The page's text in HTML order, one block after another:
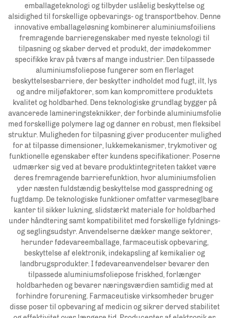
emballageteknologi og tilbyder uslåelig beskyttelse og
alsidighed til forskellige opbevarings- og transportbehov. Denne
innovative emballageløsning kombinerer aluminiumsfoiliens
fremragende barrieregenskaber med nyeste teknologi til
tilpasning og skaber derved et produkt, der imødekommer
specifikke krav på tværs af mange industrier. Den tilpassede
aluminiumsfoliepose fungerer som en flerlaget
beskyttelsesbarriere, der beskytter indholdet mod fugt, ilt, lys
og andre miljøfaktorer, som kan kompromittere produktets
kvalitet og holdbarhed. Dens teknologiske grundlag bygger på
avancerede lamineringsteknikker, der forbinde aluminiumsfolie
med forskellige polymere lag og danner en robust, men fleksibel
struktur. Muligheden for tilpasning giver producenter mulighed
for at tilpasse dimensioner, lukkemekanismer, trykmotiver og
funktionelle egenskaber efter kundens specifikationer. Poserne
udmærker sig ved at bevare produktintegriteten takket være
deres fremragende barrierefunktion, hvor aluminiumsfolien
yder næsten fuldstændig beskyttelse mod gasspredning og
fugtdamp. De teknologiske funktioner omfatter varmeseglbare
kanter til sikker lukning, slidstærkt materiale for holdbarhed
under håndtering samt kompatibilitet med forskellige fyldnings-
og seglingsudstyr. Anvendelserne dækker mange sektorer,
herunder fødevareemballage, farmaceutisk opbevaring,
beskyttelse af elektronik, indekapsling af kemikalier og
landbrugsprodukter. I fødevareanvendelser bevarer den
tilpassede aluminiumsfoliepose friskhed, forlænger
holdbarheden og bevarer næringsværdien samtidig med at
forhindre forurening. Farmaceutiske virksomheder bruger
disse poser til opbevaring af medicin og sikrer derved stabilitet